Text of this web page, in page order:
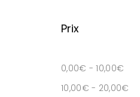
Prix
0,00€ -10,00€
10,00€ - 20,00€